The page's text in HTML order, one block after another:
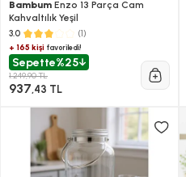
Bambum Enzo 13 Parça Cam
Kahvaltılık Yeşil
3.0 (1)
+ 165 kişi favoriledi!
Sepette%25
1.249,90 TL
937,43 TL